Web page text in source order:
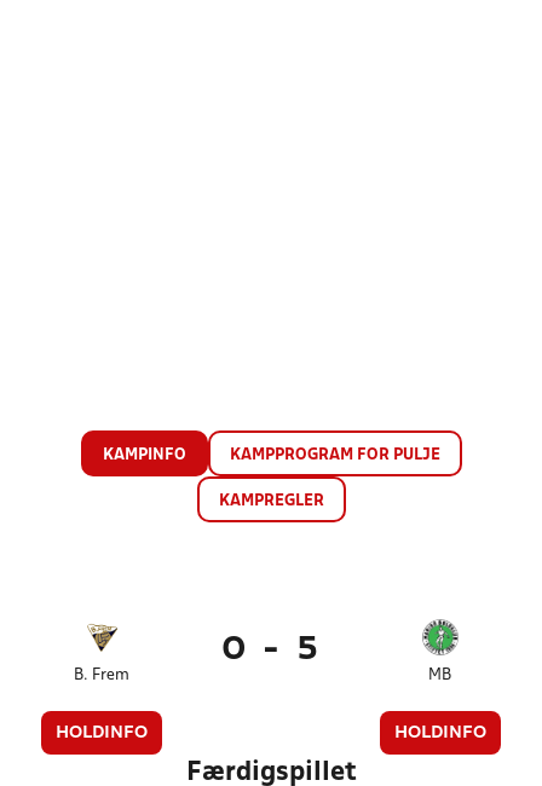
KAMPINFO KAMPPROGRAM FOR PULJE
KAMPREGLER
B. Frem
HOLDINFO
0 - 5
MB
HOLDINFO
Færdigspillet